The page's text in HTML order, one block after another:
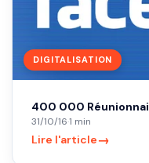
DIGITALISATION
400 000
31/10/16·1 min
Lire l'article→